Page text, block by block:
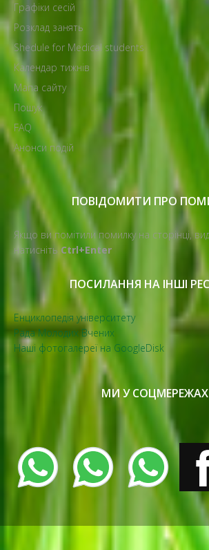
Графіки сесій
Розклад занять
Shedule for Medical students
Календар тижнів
Мапа сайту
Пошук
FAQ
Анонси подій
ПОВІДОМИТИ ПРО
Якщо ви помітили помилку на сторінці,
натисніть Ctrl+Enter
ПОСИЛАННЯ НА ІНШІ
Енциклопедія університету
Рада Молодих Вчених
Наші фотогалереї на GoogleDisk
МИ У СОЦМЕРЕЖАХ